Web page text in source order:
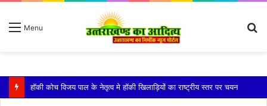
Menu
किशोरी को बेहोश कर झाड़ियों में दुष्कर्म, गंभीर हालत में एम्स में भर्ती